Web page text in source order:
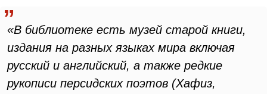
«В библиотеке есть музей старой книги,
издания на разных языках мира включая
русский и английский, а также редкие
рукописи персидских поэтов (Хафиз,